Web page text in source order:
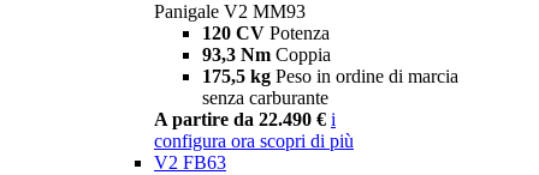
Panigale V2 MM93
120 CV Potenza
93,3 Nm Coppia
175,5 kg Peso in ordine di marcia
senza carburante
A partire da 22.490 € i
configura ora scopri di più
V2 FB63